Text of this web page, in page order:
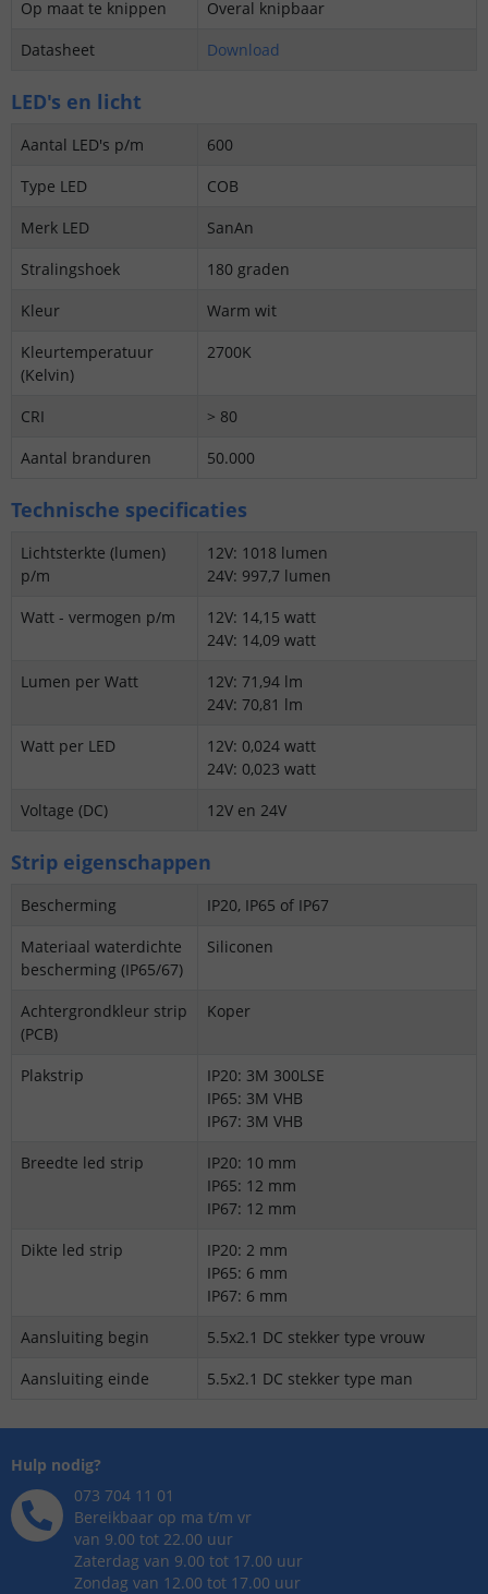
Op maat te knippen
Overal knipbaar
Datasheet
Download
LED's en licht
Aantal LED's p/m
600
Type LED
COB
Merk LED
SanAn
Stralingshoek
180 graden
Kleur
Warm wit
Kleurtemperatuur
(Kelvin)
2700K
CRI
> 80
Aantal branduren
50.000
Technische specificaties
Lichtsterkte (lumen)
p/m
12V: 1018 lumen
24V: 997,7 lumen
Watt - vermogen p/m
12V: 14,15 watt
24V: 14,09 watt
Lumen per Watt
12V: 71,94 lm
24V: 70,81 lm
Watt per LED
12V: 0,024 watt
24V: 0,023 watt
Voltage (DC)
12V en 24V
Strip eigenschappen
Bescherming
IP20, IP65 of IP67
Materiaal waterdichte
bescherming (IP65/67)
Siliconen
Achtergrondkleur strip
(PCB)
Koper
Plakstrip
IP20: 3M 300LSE
IP65: 3M VHB
IP67: 3M VHB
Breedte led strip
IP20: 10 mm
IP65: 12 mm
IP67: 12 mm
Dikte led strip
IP20: 2 mm
IP65: 6 mm
IP67: 6 mm
Aansluiting begin
5.5x2.1 DC stekker type vrouw
Aansluiting einde
5.5x2.1 DC stekker type man
Hulp nodig?
073 704 11 01
Bereikbaar op ma t/m vr
van 9.00 tot 22.00 uur
Zaterdag van 9.00 tot 17.00 uur
Zondag van 12.00 tot 17.00 uur